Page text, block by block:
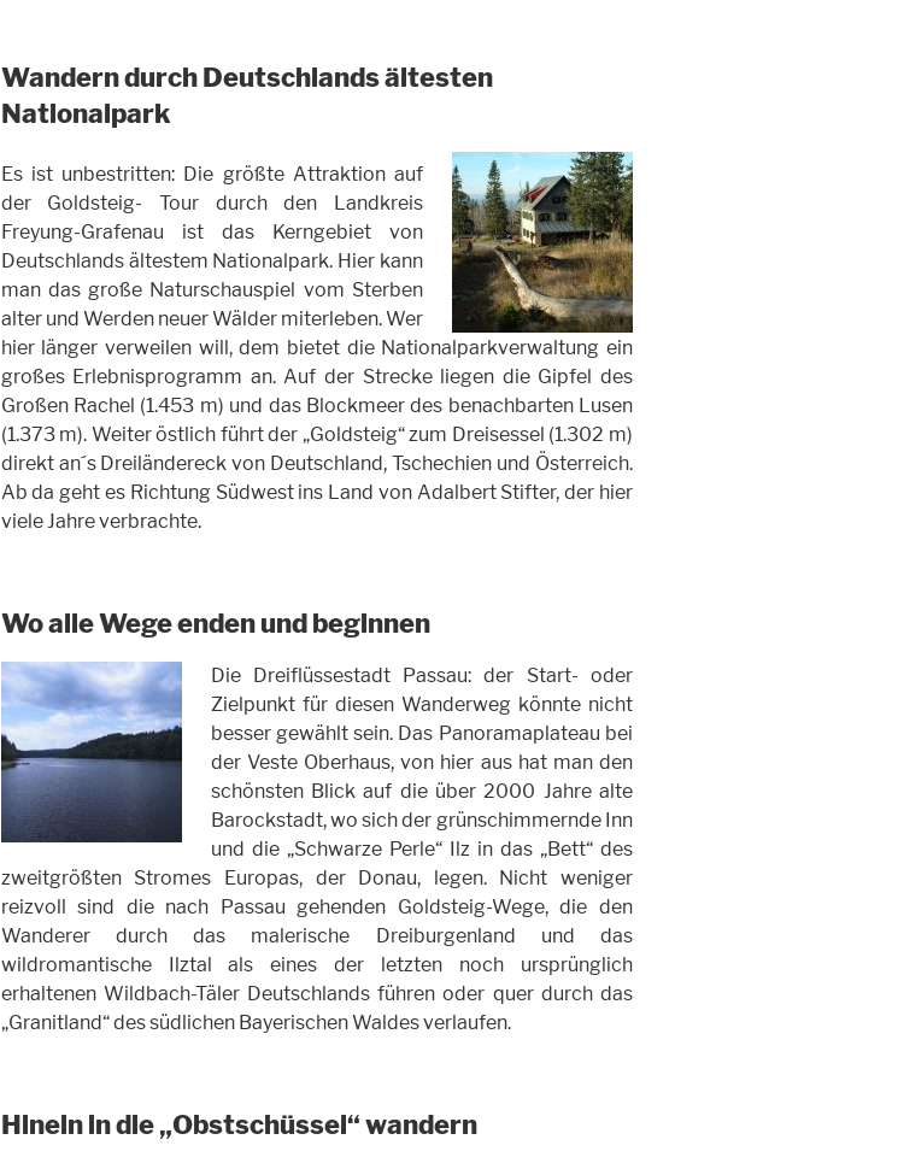
Wandern durch Deutschlands ältesten
Nationalpark
Es ist unbestritten: Die größte Attraktion auf
der Goldsteig- Tour durch den Landkreis
Freyung-Grafenau ist das Kerngebiet von
Deutschlands ältestem Nationalpark. Hier kann
man das große Naturschauspiel vom Sterben
alter und Werden neuer Wälder miterleben. Wer
hier länger verweilen will, dem bietet die Nationalparkverwaltung ein
großes Erlebnisprogramm an. Auf der Strecke liegen die Gipfel des
Großen Rachel (1.453 m) und das Blockmeer des benachbarten Lusen
(1.373 m). Weiter östlich führt der „Goldsteig“ zum Dreisessel (1.302 m)
direkt an´s Dreiländereck von Deutschland, Tschechien und Österreich.
Ab da geht es Richtung Südwest ins Land von Adalbert Stifter, der hier
viele Jahre verbrachte.
Wo alle Wege enden und beginnen
Die Dreiflüssestadt Passau: der Start- oder
Zielpunkt für diesen Wanderweg könnte nicht
besser gewählt sein. Das Panoramaplateau bei
der Veste Oberhaus, von hier aus hat man den
schönsten Blick auf die über 2000 Jahre alte
Barockstadt, wo sich der grünschimmernde Inn
und die „Schwarze Perle“ Ilz in das „Bett“ des
zweitgrößten Stromes Europas, der Donau, legen. Nicht weniger
reizvoll sind die nach Passau gehenden Goldsteig-Wege, die den
Wanderer durch das malerische Dreiburgenland und das
wildromantische Ilztal als eines der letzten noch ursprünglich
erhaltenen Wildbach-Täler Deutschlands führen oder quer durch das
„Granitland“ des südlichen Bayerischen Waldes verlaufen.
Hinein in die „Obstschüssel“ wandern